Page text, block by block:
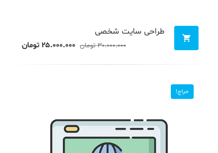
طراحی سایت شخصی
۳۰.۰۰۰.۰۰۰ تومان ۲۵.۰۰۰.۰۰۰ تومان
حراج!